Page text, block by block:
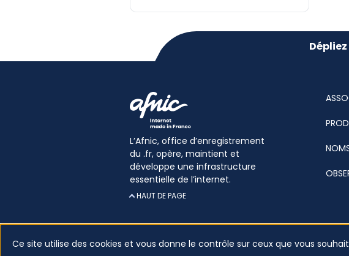
L’Afnic, office d’enregistrement
du .fr, opère, maintient et
développe une infrastructure
essentielle de l’internet.
HAUT DE PAGE
Certificats Lexique
Mentions
Plan du
Ce site utilise des cookies et vous donne le contrôle sur ceux que vous